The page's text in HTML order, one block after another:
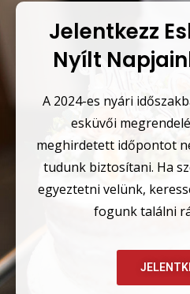
Jelentkezz
Nyílt
A 2024-es nyári
esküvői
meghirdetett időpontot
tudunk biztosítani. Ha
egyeztetni velünk,
fogunk találni